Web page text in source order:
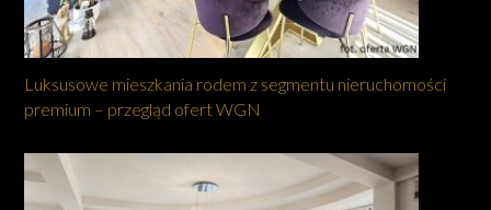
Luksusowe mieszkania rodem z segmentu nieruchomości
premium – przegląd ofert WGN